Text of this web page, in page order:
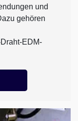
und
gehören
EDM-